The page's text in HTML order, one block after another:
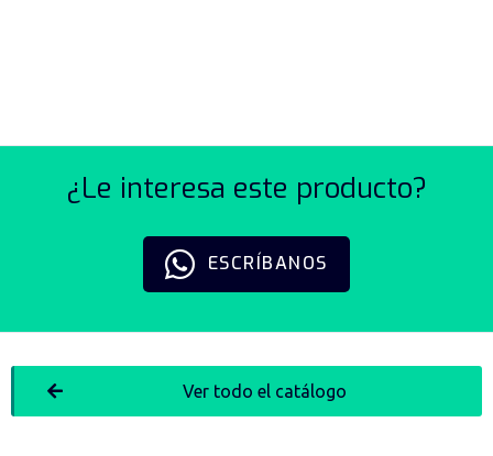
¿Le interesa este producto?
ESCRÍBANOS
Ver todo el catálogo